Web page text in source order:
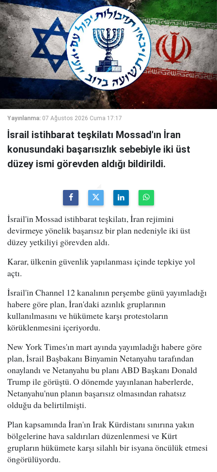
Yayınlanma: 07 Ağustos 2026 Cuma 17:17
İsrail istihbarat teşkilatı Mossad'ın İran
konusundaki başarısızlık sebebiyle iki üst
düzey ismi görevden aldığı bildirildi.
İsrail'in Mossad istihbarat teşkilatı, İran rejimini
devirmeye yönelik başarısız bir plan nedeniyle iki üst
düzey yetkiliyi görevden aldı.
Karar, ülkenin güvenlik yapılanması içinde tepkiye yol
açtı.
İsrail'in Channel 12 kanalının perşembe günü yayımladığı
habere göre plan, İran'daki azınlık gruplarının
kullanılmasını ve hükümete karşı protestoların
körüklenmesini içeriyordu.
New York Times'ın mart ayında yayımladığı habere göre
plan, İsrail Başbakanı Binyamin Netanyahu tarafından
onaylandı ve Netanyahu bu planı ABD Başkanı Donald
Trump ile görüştü. O dönemde yayınlanan haberlerde,
Netanyahu'nun planın başarısız olmasından rahatsız
olduğu da belirtilmişti.
Plan kapsamında İran'ın Irak Kürdistanı sınırına yakın
bölgelerine hava saldırıları düzenlenmesi ve Kürt
grupların hükümete karşı silahlı bir isyana öncülük etmesi
öngörülüyordu.